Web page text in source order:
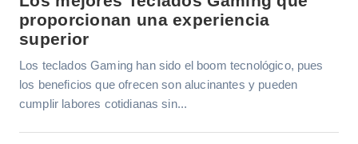
proporcionan una experiencia
superior
Los teclados Gaming han sido el boom tecnológico, pues
los beneficios que ofrecen son alucinantes y pueden
cumplir labores cotidianas sin...